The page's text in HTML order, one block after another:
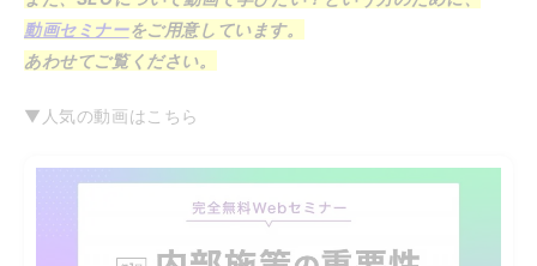
動画セミナーをご用意しています。
あわせてご覧ください。
▼人気の動画はこちら